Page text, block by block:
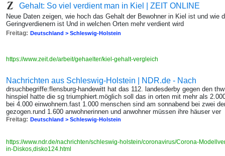
Gehalt: So viel verdient man in Kiel | ZEIT ONLINE
Neue Daten zeigen, wie hoch das Gehalt der Bewohner in Kiel ist und wie
Geringverdienern ist Und in welchen Orten mehr verdient wird
Freitag: Deutschland > Schleswig-Holstein
https://www.zeit.de/arbeit/gehaelter/kiel-gehalt-vergleich
Nachrichten aus Schleswig-Holstein | NDR.de - Nach
drsuchbegriffe:flensburg-handewitt hat das 112. landesderby gegen den
hinspiel hatte die sg triumphiert.möglich soll das in orten mit mehr als
bei 4.000 einwohnern.fast 1.000 menschen sind am sonnabend bei zwei
gezogen.rund 1.600 anwohnerinnen und anwohner müssen ihre häuser ver
Freitag: Deutschland > Schleswig-Holstein
https://www.ndr.de/nachrichten/schleswig-holstein/coronavirus/Corona-
in-Diskos,disko124.html